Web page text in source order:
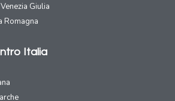
Giulia
Romagna
Italia